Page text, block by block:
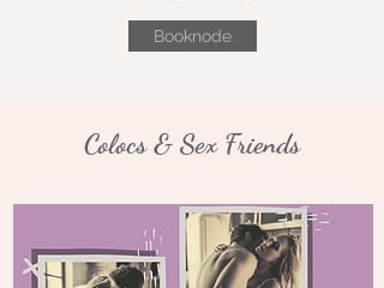
Booknode
Colocs & Sex Friends